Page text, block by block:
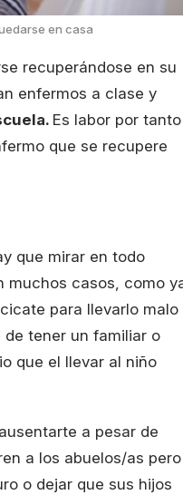
en casa
recuperándose en su
enfermos a clase y
Es labor por tanto
que se recupere
que mirar en todo
muchos casos, como
para llevarlo malo
de tener un familiar o
que el llevar al niño
a pesar de
a los abuelos/as pero
o dejar que sus hijos